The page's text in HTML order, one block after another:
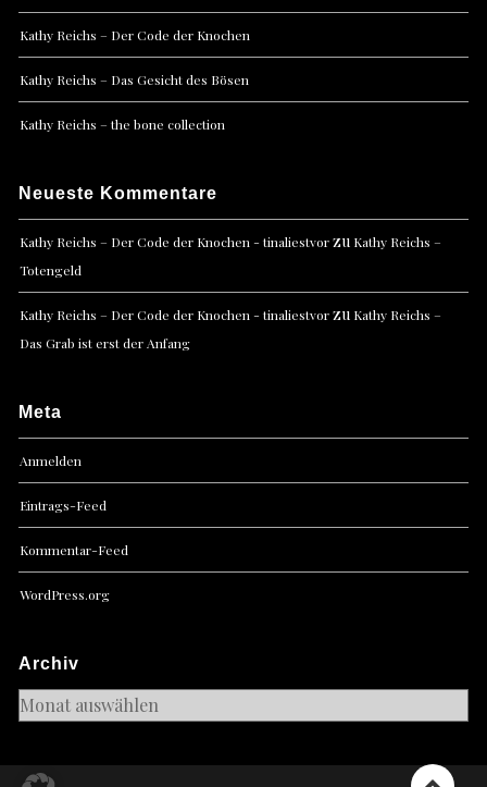
Kathy Reichs – Der Code der Knochen
Kathy Reichs – Das Gesicht des Bösen
Kathy Reichs – the bone collection
Neueste Kommentare
Kathy Reichs – Der Code der Knochen - tinaliestvorzu Kathy Reichs –
Totengeld
Kathy Reichs – Der Code der Knochen - tinaliestvorzu Kathy Reichs –
Das Grab ist erst der Anfang
Meta
Anmelden
Eintrags-Feed
Kommentar-Feed
WordPress.org
Archiv
Archiv